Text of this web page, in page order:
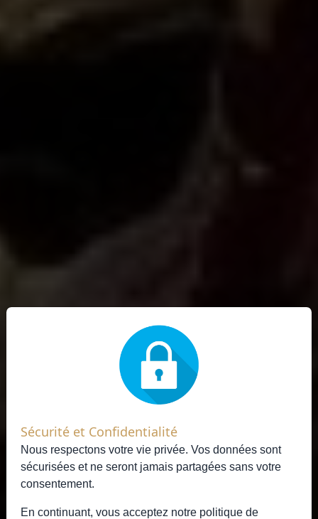
Sécurité et Confidentialité
Nous respectons votre vie privée. Vos données sont
sécurisées et ne seront jamais partagées sans votre
consentement.
En continuant, vous acceptez notre politique de